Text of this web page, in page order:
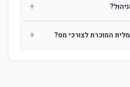
מיום ההפקדה הראשונה.
+
המוכרת לצורכי מס? +